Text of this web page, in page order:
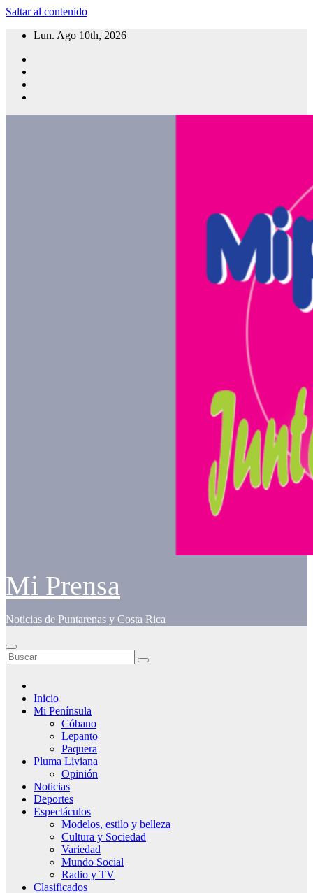
Saltar al contenido
Lun. Ago 10th, 2026
Mi Prensa
Noticias de Puntarenas y Costa Rica
Inicio
Mi Península
Cóbano
Lepanto
Paquera
Pluma Liviana
Opinión
Noticias
Deportes
Espectáculos
Modelos, estilo y belleza
Cultura y Sociedad
Variedad
Mundo Social
Radio y TV
Clasificados